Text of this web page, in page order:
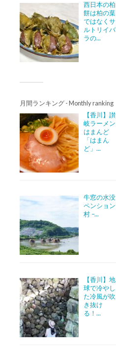
西日本の柏
餅は柏の葉
ではなくサ
ルトリイバ
ラの...
月間ランキング - Monthly ranking
【香川】讃
岐ラーメン
はまんど
「はまん
ど」...
牛窓の水没
ペンション
村 –...
【香川】地
球で冷やし
た冷風が吹
き抜け
る！...